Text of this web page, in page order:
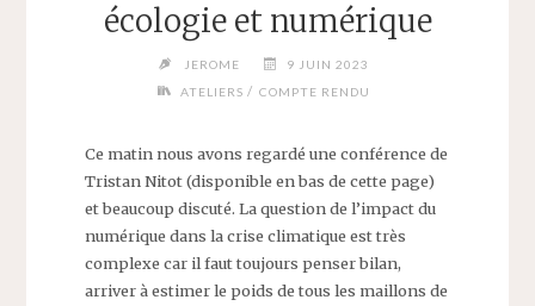
écologie et numérique
JEROME
9 JUIN 2023
ATELIERS / COMPTE RENDU
Ce matin nous avons regardé une conférence de
Tristan Nitot (disponible en bas de cette page)
et beaucoup discuté. La question de l’impact du
numérique dans la crise climatique est très
complexe car il faut toujours penser bilan,
arriver à estimer le poids de tous les maillons de